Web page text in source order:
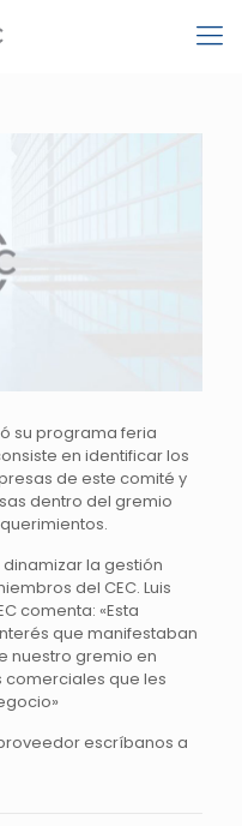
su programa feria
en identificar los
de este comité y
dentro del gremio
la gestión
del CEC. Luis
comenta: «Esta
que manifestaban
nuestro gremio en
que les
escríbanos a